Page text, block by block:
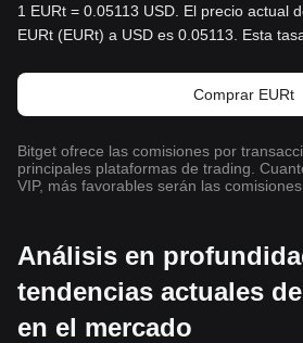
1 EURt = 0.05113 USD. El precio actual
EURt (EURt) a USD es 0.05113. Esta
Comprar EURt
Bitget ofrece las comisiones por
principales plataformas de trading.
VIP, más favorables serán las comisiones.
Análisis en
tendencias actuales
en el mercado